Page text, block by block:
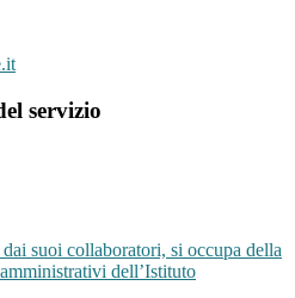
servizio
suoi collaboratori, si occupa della
dell’Istituto